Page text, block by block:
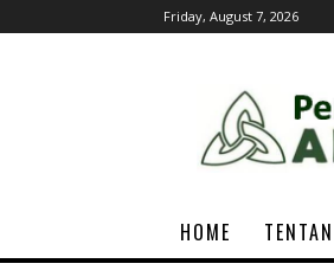
Friday, August 7, 2026
HOME